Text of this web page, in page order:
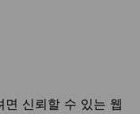
면 신뢰할 수 있는 웹